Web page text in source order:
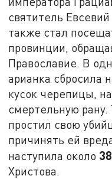
святитель
также стал
провинции,
Православие. В
арианка сбросила
кусок черепицы,
смертельную
простил свою
причинять ей
наступила около
Христова.